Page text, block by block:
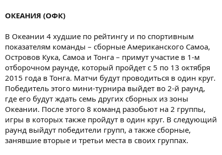
ОКЕАНИЯ (ОФК)
В Океании 4 худшие по рейтингу и по спортивным
показателям команды – сборные Американского Самоа,
Островов Кука, Самоа и Тонга – примут участие в 1-м
отборочном раунде, который пройдет с 5 по 13 октября
2015 года в Тонга. Матчи будут проводиться в один круг.
Победитель этого мини-турнира выйдет во 2-й раунд,
где его будут ждать семь других сборных из зоны
Океании. После этого 8 команд разобьют на 2 группы,
игры в которых также пройдут в один круг. В следующий
раунд выйдут победители групп, а также сборные,
занявшие вторые и третьи места в своих группах.